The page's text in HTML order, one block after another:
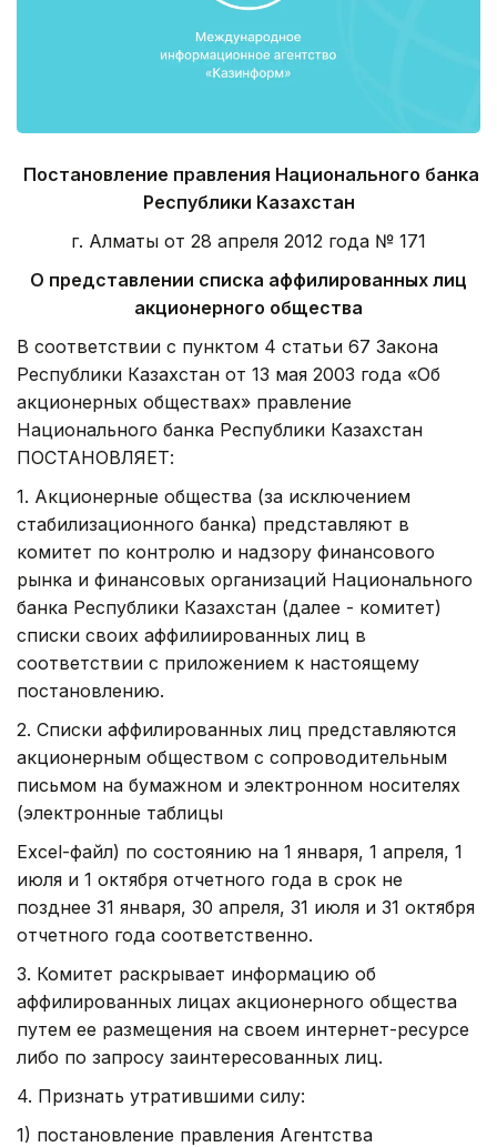
Постановление правления Национального банка
Республики Казахстан
г. Алматы от 28 апреля 2012 года № 171
О представлении списка аффилированных лиц
акционерного общества
В соответствии с пунктом 4 статьи 67 Закона
Республики Казахстан от 13 мая 2003 года «Об
акционерных обществах» правление
Национального банка Республики Казахстан
ПОСТАНОВЛЯЕТ:
1. Акционерные общества (за исключением
стабилизационного банка) представляют в
комитет по контролю и надзору финансового
рынка и финансовых организаций Национального
банка Республики Казахстан (далее - комитет)
списки своих аффилиированных лиц в
соответствии с приложением к настоящему
постановлению.
2. Списки аффилированных лиц представляются
акционерным обществом с сопроводительным
письмом на бумажном и электронном носителях
(электронные таблицы
Excel-файл) по состоянию на 1 января, 1 апреля, 1
июля и 1 октября отчетного года в срок не
позднее 31 января, 30 апреля, 31 июля и 31 октября
отчетного года соответственно.
3. Комитет раскрывает информацию об
аффилированных лицах акционерного общества
путем ее размещения на своем интернет-ресурсе
либо по запросу заинтересованных лиц.
4. Признать утратившими силу:
1) постановление правления Агентства